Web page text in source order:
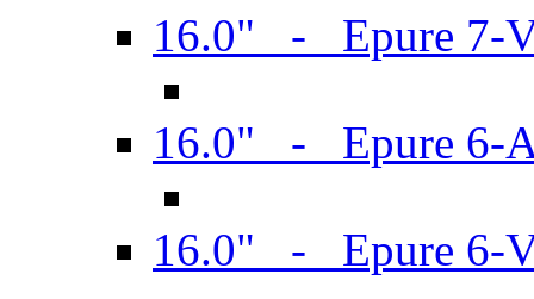
16.0" - Epure 7-
16.0" - Epure 6-
16.0" - Epure 6-